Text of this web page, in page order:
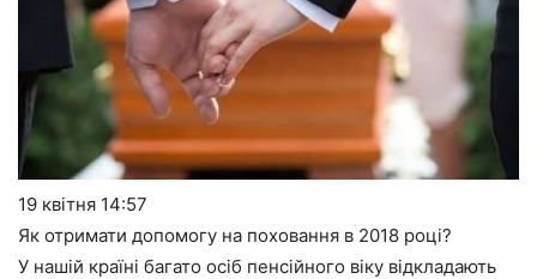
19 квітня 14:57
Як отримати допомогу на поховання в 2018 році?
У нашій країні багато осіб пенсійного віку відкладають